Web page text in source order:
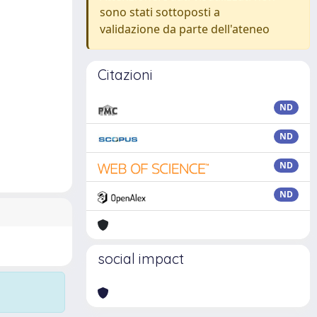
sono stati sottoposti a
validazione da parte dell'ateneo
Citazioni
ND
ND
ND
ND
social impact